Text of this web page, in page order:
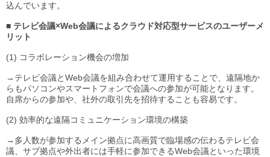
込んでいます。
■ テレビ会議×Web会議によるクラウド対応型サービスのユーザーメ
リット
(1) コラボレーション機会の増加
→テレビ会議とWeb会議を組み合わせて運用することで、遠隔地か
らもパソコンやスマートフォンで会議への参加が可能となります。
自席からの参加や、社外の取引先を招待することも容易です。
(2) 効率的な遠隔コミュニケーション環境の構築
→多人数が参加するメイン拠点に高画質で臨場感の伝わるテレビ会
議、サブ拠点や外出者には手軽に参加できるWeb会議といった環境